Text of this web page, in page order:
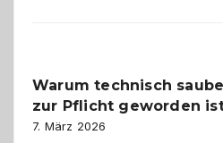
den
Logikrätseln
Warum technisch
zur Pflicht geworden
7. März 2026